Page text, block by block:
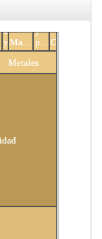
Cueros
y
pieles
Textiles
y
prendas
de
Metales